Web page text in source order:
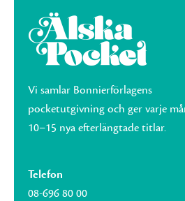
Vi samlar Bonnierförlagens
pocketutgivning och ger varje
10–15 nya efterlängtade titlar.
Telefon
08-696 80 00